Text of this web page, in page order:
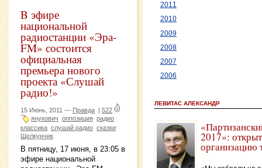
B эфире
национальной
радиостанции «Эра-
FM» состоится
официальная
премьера нового
проекта «Слушай
радио!»
15 Июнь, 2011 — Правда | 522
янукович оппозиция радио
классика слушай радио сказки
Щелкунчик
В пятницу, 17 июня, в 23:05 в
эфире национальной
2011
2010
2009
2008
2007
2006
ЛЕВИТАС АЛЕКСАНДР
2017»:
организацию